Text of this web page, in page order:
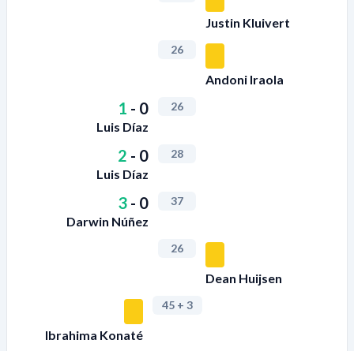
Justin Kluivert
26
Andoni Iraola
1 - 0
Luis Díaz
26
2 - 0
Luis Díaz
28
3 - 0
Darwin Núñez
37
26
Dean Huijsen
Ibrahima Konaté
45 + 3